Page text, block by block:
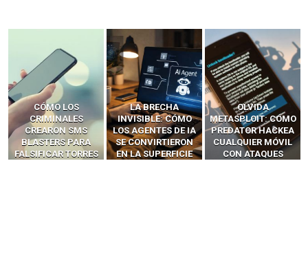
LA BRECHA
INVISIBLE: CÓMO
LOS AGENTES DE IA
SE CONVIRTIERON
EN LA SUPERFICIE
OLVIDA
METASPLOIT: CÓMO
PREDATOR HACKEA
CUALQUIER MÓVIL
CON ATAQUES
CÓMO LOS HACKERS
INTERCEPTAN OTPS
Y LLAMADAS
MÓVILES SIN
‘HACKEAR’ — EL